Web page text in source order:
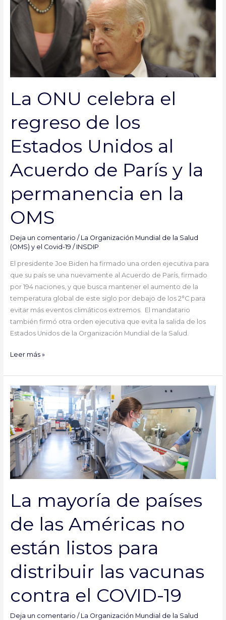
La ONU celebra el
regreso de los
Estados Unidos al
Acuerdo de París y la
permanencia en la
OMS
Deja un comentario / La Organización Mundial de la Salud
(OMS) y el Covid-19 / INSDIP
El presidente Joe Biden ha firmado una orden ejecutiva para
que su país se una nuevamente al Acuerdo de París, firmado
por 194 naciones, y que busca mantener el aumento de la
temperatura global de este siglo por debajo de los 2°C para
evitar más eventos climáticos extremos. El mandatario
también firmó otra orden ejecutiva que evita la salida de los
Estados Unidos de la Organización Mundial de la Salud.
celebra
el
regreso
Estados
al
Acuerdo
París
y
la
permanencia
en
OMS
Leer más »
La mayoría de países
de las Américas no
están listos para
distribuir las vacunas
contra el COVID-19
Deja un comentario / La Organización Mundial de la Salud
La
mayoría
de
países
de
las
Américas
no
listos
para
distribuir
las
vacunas
contra
COVID-